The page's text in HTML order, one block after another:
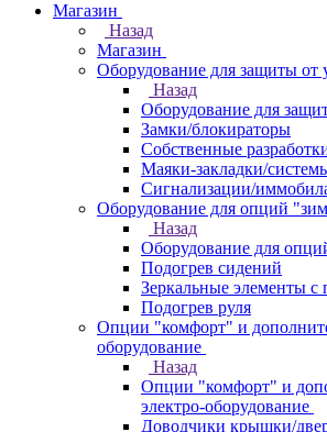
Магазин
Назад
Магазин
Оборудование для защиты от
Назад
Оборудование для
Замки/блокираторы
Собственные
Маяки-закладки/
Сигнализации/
Оборудование для опций
Назад
Оборудование для
Подогрев сидений
Зеркальные элементы с
Подогрев руля
Опции "комфорт" и
оборудование
Назад
Опции "комфорт" и
электро-оборудование
Доводчики крышки/